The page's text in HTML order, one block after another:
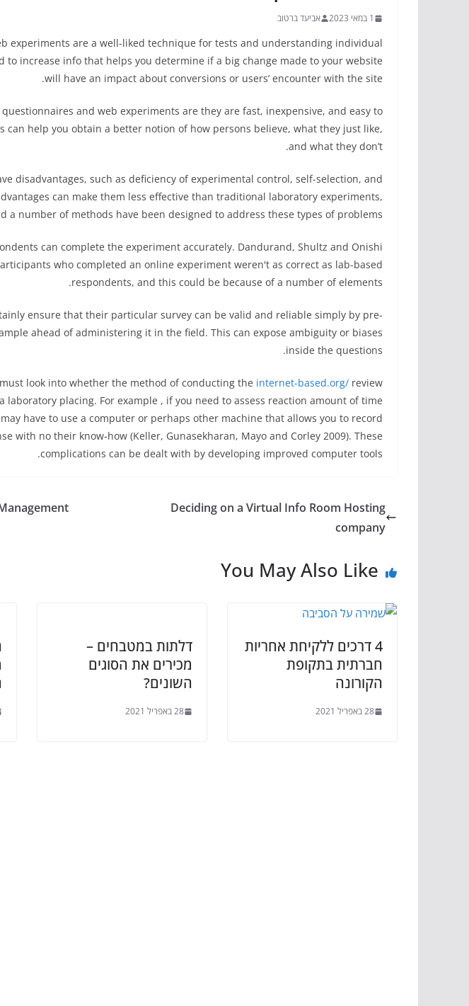
1 במאי 2023 אביעד ברטוב
experiments are a well-liked technique for tests and understanding individual
to increase info that helps you determine if a big change made to your website
will have an impact about conversions or users’ encounter with the site.
and web experiments are they are fast, inexpensive, and easy to
can help you obtain a better notion of how persons believe, what they just like,
and what they don’t.
disadvantages, such as deficiency of experimental control, self-selection, and
can make them less effective than traditional laboratory experiments,
a number of methods have been designed to address these types of problems.
can complete the experiment accurately. Dandurand, Shultz and Onishi
who completed an online experiment weren't as correct as lab-based
respondents, and this could be because of a number of elements.
ensure that their particular survey can be valid and reliable simply by pre-
ahead of administering it in the field. This can expose ambiguity or biases
inside the questions.
look into whether the method of conducting the internet-based.org/ review
laboratory placing. For example , if you need to assess reaction amount of time
have to use a computer or perhaps other machine that allows you to record
with no their know-how (Keller, Gunasekharan, Mayo and Corley 2009). These
complications can be dealt with by developing improved computer tools.
Deciding on a Virtual Info Room Hosting
company
You May Also Like
4 דרכים ללקיחת אחריות
חברתית בתקופת
הקורונה
28 באפריל 2021
דלתות במטבחים –
מכירים את הסוגים
השונים?
28 באפריל 2021